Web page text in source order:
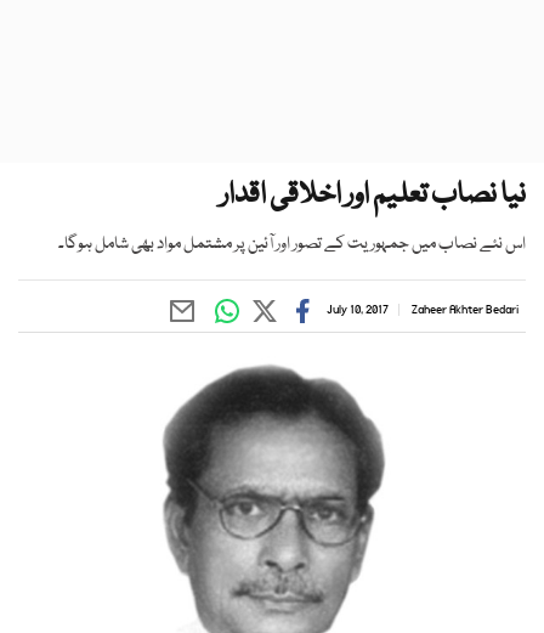
نیا نصاب تعلیم اور اخلاقی اقدار
اس نئے نصاب میں جمہوریت کے تصور اور آئین پر مشتمل مواد بھی شامل ہوگا۔
Zaheer Akhter Bedari
July 10, 2017